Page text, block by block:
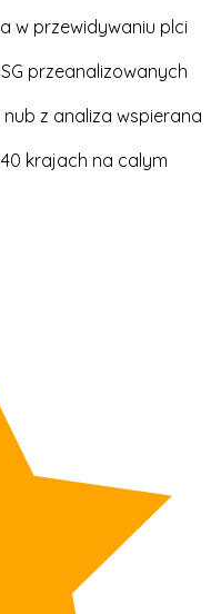
w przewidywaniu plci
przeanalizowanych
z analiza wspierana
krajach na calym